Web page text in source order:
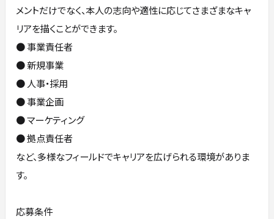
メントだけでなく、本人の志向や適性に応じてさまざまなキャ
リアを描くことができます。
● 事業責任者
● 新規事業
● 人事・採用
● 事業企画
● マーケティング
● 拠点責任者
など、多様なフィールドでキャリアを広げられる環境がありま
す。
応募条件